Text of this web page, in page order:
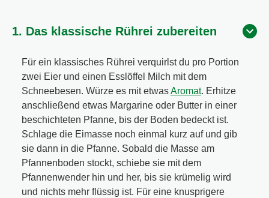
1. Das klassische Rührei zubereiten
Für ein klassisches Rührei verquirlst du pro Portion
zwei Eier und einen Esslöffel Milch mit dem
Schneebesen. Würze es mit etwasAromat. Erhitze
anschließend etwas Margarine oder Butter in einer
beschichteten Pfanne, bis der Boden bedeckt ist.
Schlage die Eimasse noch einmal kurz auf und gib
sie dann in die Pfanne. Sobald die Masse am
Pfannenboden stockt, schiebe sie mit dem
Pfannenwender hin und her, bis sie krümelig wird
und nichts mehr flüssig ist. Für eine knusprigere